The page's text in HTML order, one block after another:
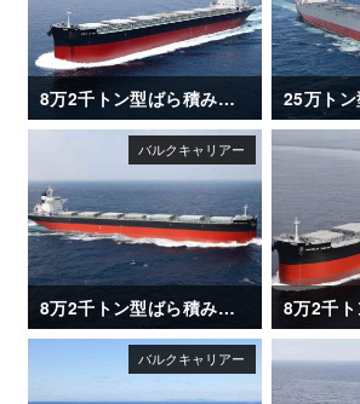
8万2千トン型ばら積み運搬船「XING LE HAI」
8万2千トン型ばら積み運搬船「XING HUAN HAI」